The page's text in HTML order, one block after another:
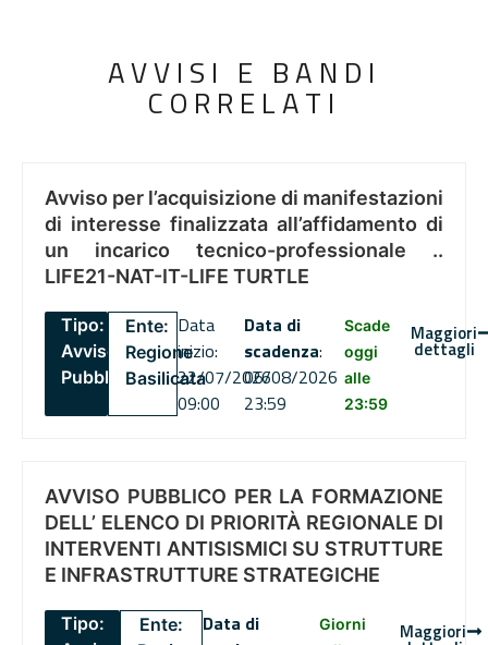
AVVISI E BANDI
CORRELATI
Avviso per l’acquisizione di manifestazioni
di interesse finalizzata all’affidamento di
un incarico tecnico-professionale ..
LIFE21-NAT-IT-LIFE TURTLE
Tipo:
Avviso
Pubblico
Ente:
Regione
Basilicata
Data
inizio:
22/07/2026
09:00
Data di
scadenza:
06/08/2026
23:59
Scade
oggi
alle
23:59
Maggiori
dettagli
AVVISO PUBBLICO PER LA FORMAZIONE
DELL’ ELENCO DI PRIORITÀ REGIONALE DI
INTERVENTI ANTISISMICI SU STRUTTURE
E INFRASTRUTTURE STRATEGICHE
Tipo:
Ente:
Data di
Giorni
Maggiori